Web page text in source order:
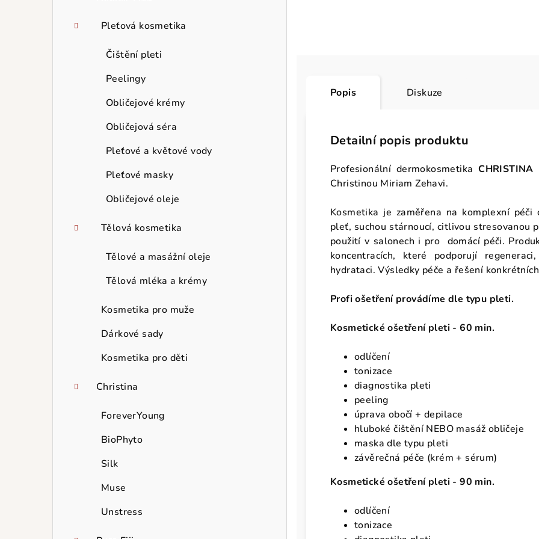
Pleťová kosmetika
Čištění pleti
Peelingy
Obličejové krémy
Obličejová séra
Pleťové a květové vody
Pleťové masky
Obličejové oleje
Tělová kosmetika
Tělové a masážní oleje
Tělová mléka a krémy
Kosmetika pro muže
Dárkové sady
Kosmetika pro děti
Christina
ForeverYoung
BioPhyto
Silk
Muse
Unstress
Popis Diskuze
Detailní popis produktu
Profesionální dermokosmetikaCHRISTINA
Christinou Miriam Zehavi.
Kosmetika je zaměřena na komplexní
pleť, suchou stárnoucí, citlivou
použití v salonech i pro domácí péči.
koncentracích, které podporují
hydrataci. Výsledky péče a řešení
Profi ošetření provádíme dle typu pleti.
Kosmetické ošetření pleti - 60 min.
odlíčení
tonizace
diagnostika pleti
peeling
úprava obočí + depilace
hluboké čištění NEBO masáž obličeje
maska dle typu pleti
závěrečná péče (krém + sérum)
Kosmetické ošetření pleti - 90 min.
odlíčení
tonizace